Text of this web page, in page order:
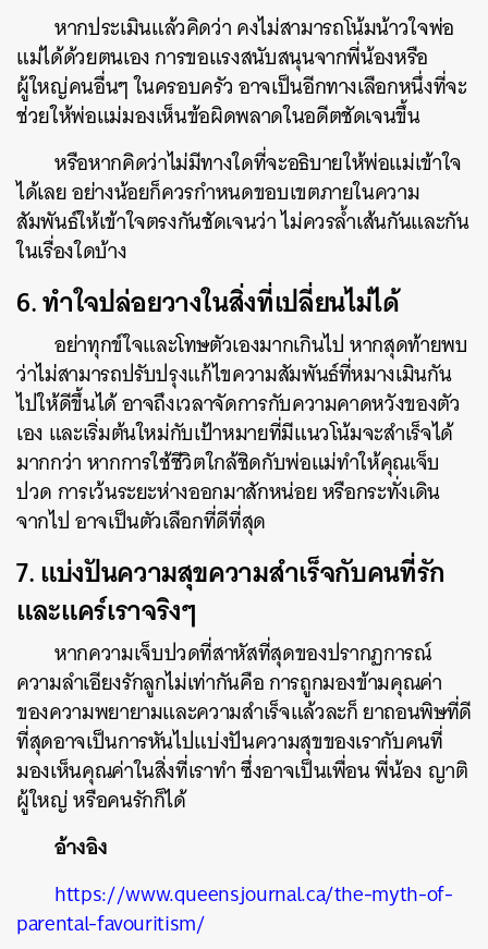
หากประเมินแล้วคิดว่า คงไม่สามารถโน้มน้าวใจพ่อ
แม่ได้ด้วยตนเอง การขอแรงสนับสนุนจากพี่น้องหรือ
ผู้ใหญ่คนอื่นๆ ในครอบครัว อาจเป็นอีกทางเลือกหนึ่งที่จะ
ช่วยให้พ่อแม่มองเห็นข้อผิดพลาดในอดีตชัดเจนขึ้น
หรือหากคิดว่าไม่มีทางใดที่จะอธิบายให้พ่อแม่เข้าใจ
ได้เลย อย่างน้อยก็ควรกำหนดขอบเขตภายในความ
สัมพันธ์ให้เข้าใจตรงกันชัดเจนว่า ไม่ควรล้ำเส้นกันและกัน
ในเรื่องใดบ้าง
6. ทำใจปล่อยวางในสิ่งที่เปลี่ยนไม่ได้
อย่าทุกข์ใจและโทษตัวเองมากเกินไป หากสุดท้ายพบ
ว่าไม่สามารถปรับปรุงแก้ไขความสัมพันธ์ที่หมางเมินกัน
ไปให้ดีขึ้นได้ อาจถึงเวลาจัดการกับความคาดหวังของตัว
เอง และเริ่มต้นใหม่กับเป้าหมายที่มีแนวโน้มจะสำเร็จได้
มากกว่า หากการใช้ชีวิตใกล้ชิดกับพ่อแม่ทำให้คุณเจ็บ
ปวด การเว้นระยะห่างออกมาสักหน่อย หรือกระทั่งเดิน
จากไป อาจเป็นตัวเลือกที่ดีที่สุด
7. แบ่งปันความสุขความสำเร็จกับคนที่รัก
และแคร์เราจริงๆ
หากความเจ็บปวดที่สาหัสที่สุดของปรากฏการณ์
ความลำเอียงรักลูกไม่เท่ากันคือ การถูกมองข้ามคุณค่า
ของความพยายามและความสำเร็จแล้วละก็ ยาถอนพิษที่ดี
ที่สุดอาจเป็นการหันไปแบ่งปันความสุขของเรากับคนที่
มองเห็นคุณค่าในสิ่งที่เราทำ ซึ่งอาจเป็นเพื่อน พี่น้อง ญาติ
ผู้ใหญ่ หรือคนรักก็ได้
อ้างอิง
https://www.queensjournal.ca/the-myth-of-
parental-favouritism/